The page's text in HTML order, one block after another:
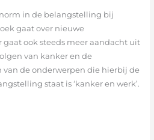
in de belangstelling bij
gaat over nieuwe
ook steeds meer aandacht uit
van kanker en de
van de onderwerpen die hierbij de
staat is ‘kanker en werk’.